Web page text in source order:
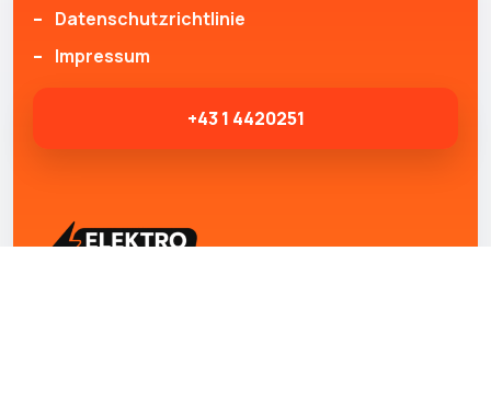
Datenschutzrichtlinie
Impressum
+43 1 4420251